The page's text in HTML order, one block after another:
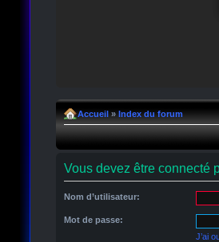
Accueil » Index du forum
Vous devez être connecté
Nom d’utilisateur:
Mot de passe:
J’ai